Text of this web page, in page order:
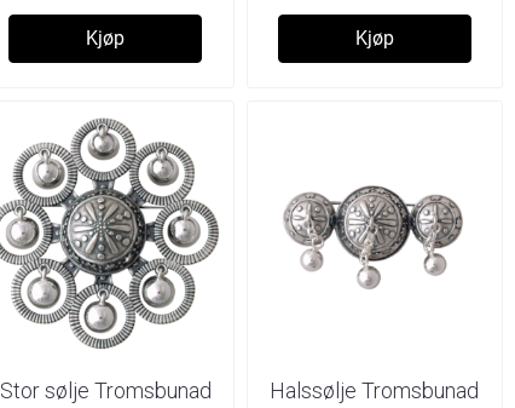
Kjøp Kjøp
Stor sølje Tromsbunad Halssølje Tromsbunad